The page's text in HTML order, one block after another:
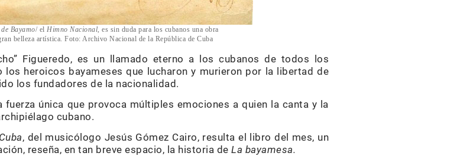
Bayamo/ el Himno Nacional, es sin duda para los cubanos una obra
belleza artística. Foto: Archivo Nacional de la República de Cuba
Figueredo, es un llamado eterno a los cubanos de todos los
heroicos bayameses que lucharon y murieron por la libertad de
los fundadores de la nacionalidad.
fuerza única que provoca múltiples emociones a quien la canta y la
cubano.
, del musicólogo Jesús Gómez Cairo, resulta el libro del mes, un
reseña, en tan breve espacio, la historia de La bayamesa.